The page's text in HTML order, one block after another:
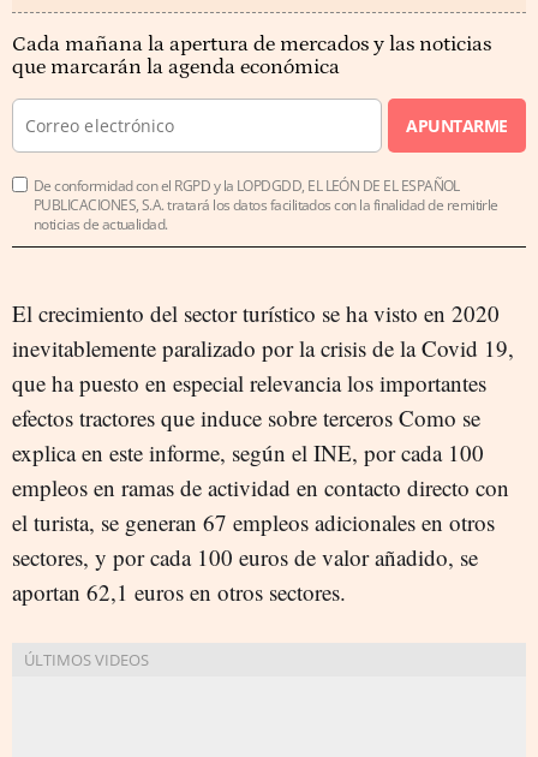
Cada mañana la apertura de mercados y las noticias
que marcarán la agenda económica
APUNTARME
De conformidad con el RGPD y la LOPDGDD, EL LEÓN DE EL ESPAÑOL
PUBLICACIONES, S.A. tratará los datos facilitados con la finalidad de remitirle
noticias de actualidad.
El crecimiento del sector turístico se ha visto en 2020
inevitablemente paralizado por la crisis de la Covid 19,
que ha puesto en especial relevancia los importantes
efectos tractores que induce sobre terceros Como se
explica en este informe, según el INE, por cada 100
empleos en ramas de actividad en contacto directo con
el turista, se generan 67 empleos adicionales en otros
sectores, y por cada 100 euros de valor añadido, se
aportan 62,1 euros en otros sectores.